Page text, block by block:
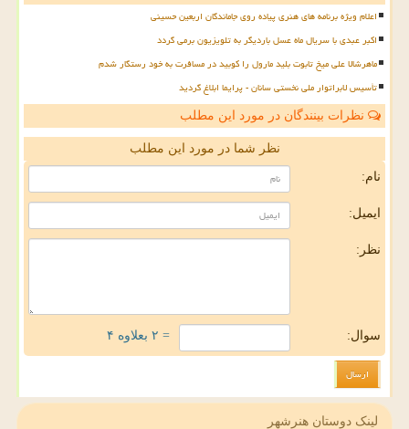
اعلام ویژه برنامه های هنری پیاده روی جاماندگان اربعین حسینی
اکبر عبدی با سریال ماه عسل باردیگر به تلویزیون برمی گردد
ماهرشالا علی میخ تابوت بلید مارول را کوبید در مسافرت به خود رستگار شدم
تأسیس لابراتوار ملی نخستی سانان - پرایما ابلاغ گردید
نظرات بینندگان در مورد این مطلب
نظر شما در مورد این مطلب
نام:
ایمیل:
نظر:
سوال: = ۲ بعلاوه ۴
لینک دوستان هنرشهر